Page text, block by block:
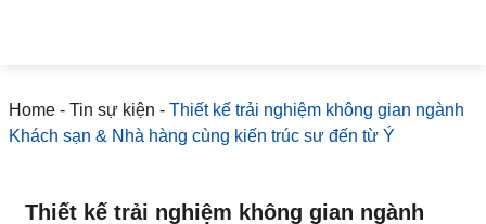
Home -Tin sự kiện -Thiết kế trải nghiệm không gian
ngành Khách sạn & Nhà hàng cùng kiến trúc sư đến từ